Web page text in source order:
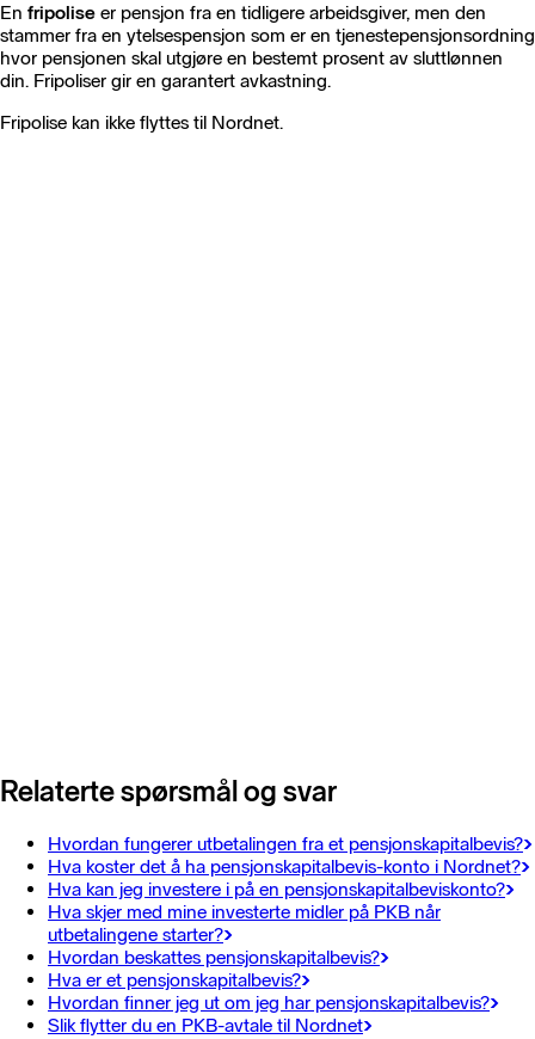
En fripolise er pensjon fra en tidligere arbeidsgiver, men den
stammer fra en ytelsespensjon som er en tjenestepensjonsordning
hvor pensjonen skal utgjøre en bestemt prosent av sluttlønnen
din. Fripoliser gir en garantert avkastning.
Fripolise kan ikke flyttes til Nordnet.
Relaterte spørsmål og svar
Hvordan fungerer utbetalingen fra et pensjonskapitalbevis?
Hva koster det å ha pensjonskapitalbevis-konto i Nordnet?
Hva kan jeg investere i på en pensjonskapitalbeviskonto?
Hva skjer med mine investerte midler på PKB når
utbetalingene starter?
Hvordan beskattes pensjonskapitalbevis?
Hva er et pensjonskapitalbevis?
Hvordan finner jeg ut om jeg har pensjonskapitalbevis?
Slik flytter du en PKB-avtale til Nordnet